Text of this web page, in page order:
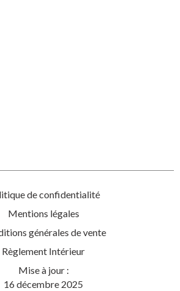
de confidentialité
Mentions légales
générales de vente
Règlement Intérieur
Mise à jour :
16 décembre 2025